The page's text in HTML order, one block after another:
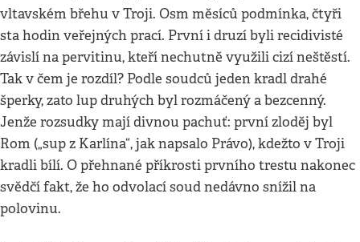
vltavském břehu v Troji. Osm měsíců podmínka, čtyři
sta hodin veřejných prací. První i druzí byli recidivisté
závislí na pervitinu, kteří nechutně využili cizí neštěstí.
Tak v čem je rozdíl? Podle soudců jeden kradl drahé
šperky, zato lup druhých byl rozmáčený a bezcenný.
Jenže rozsudky mají divnou pachuť: první zloděj byl
Rom („sup z Karlína“, jak napsalo Právo), kdežto v Troji
kradli bílí. O přehnané příkrosti prvního trestu nakonec
svědčí fakt, že ho odvolací soud nedávno snížil na
polovinu.